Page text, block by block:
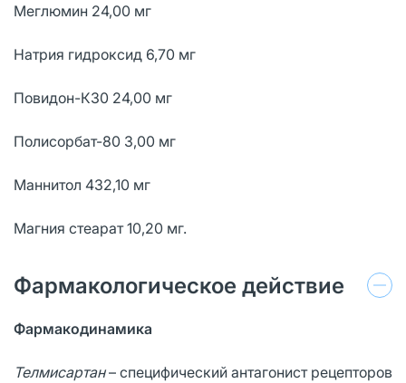
Меглюмин 24,00 мг
Натрия гидроксид 6,70 мг
Повидон-К30 24,00 мг
Полисорбат-80 3,00 мг
Маннитол 432,10 мг
Магния стеарат 10,20 мг.
Фармакологическое действие
Фармакодинамика
Телмисартан– специфический антагонист рецепторов